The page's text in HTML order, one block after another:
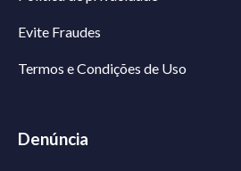
Evite Fraudes
Termos e Condições de Uso
Denúncia